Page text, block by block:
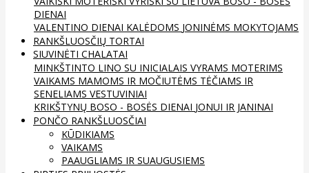
DIENAI
VALENTINO DIENAI KALĖDOMS JONINĖMS MOKYTOJAMS
RANKŠLUOSČIŲ TORTAI
SIUVINĖTI CHALATAI
MINKŠTINTO LINO SU INICIALAIS VYRAMS MOTERIMS
VAIKAMS MAMOMS IR MOČIUTĖMS TĖČIAMS IR
SENELIAMS VESTUVINIAI
KRIKŠTYNŲ BOSO - BOSĖS DIENAI JONUI IR JANINAI
PONČO RANKŠLUOSČIAI
KŪDIKIAMS
VAIKAMS
PAAUGLIAMS IR SUAUGUSIEMS